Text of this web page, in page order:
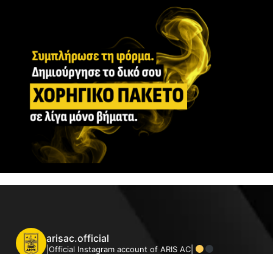
arisac.official
|Official Instagram account of ARIS AC|